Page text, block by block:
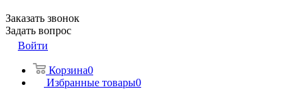
Заказать звонок
Задать вопрос
Войти
Корзина0
Избранные товары0